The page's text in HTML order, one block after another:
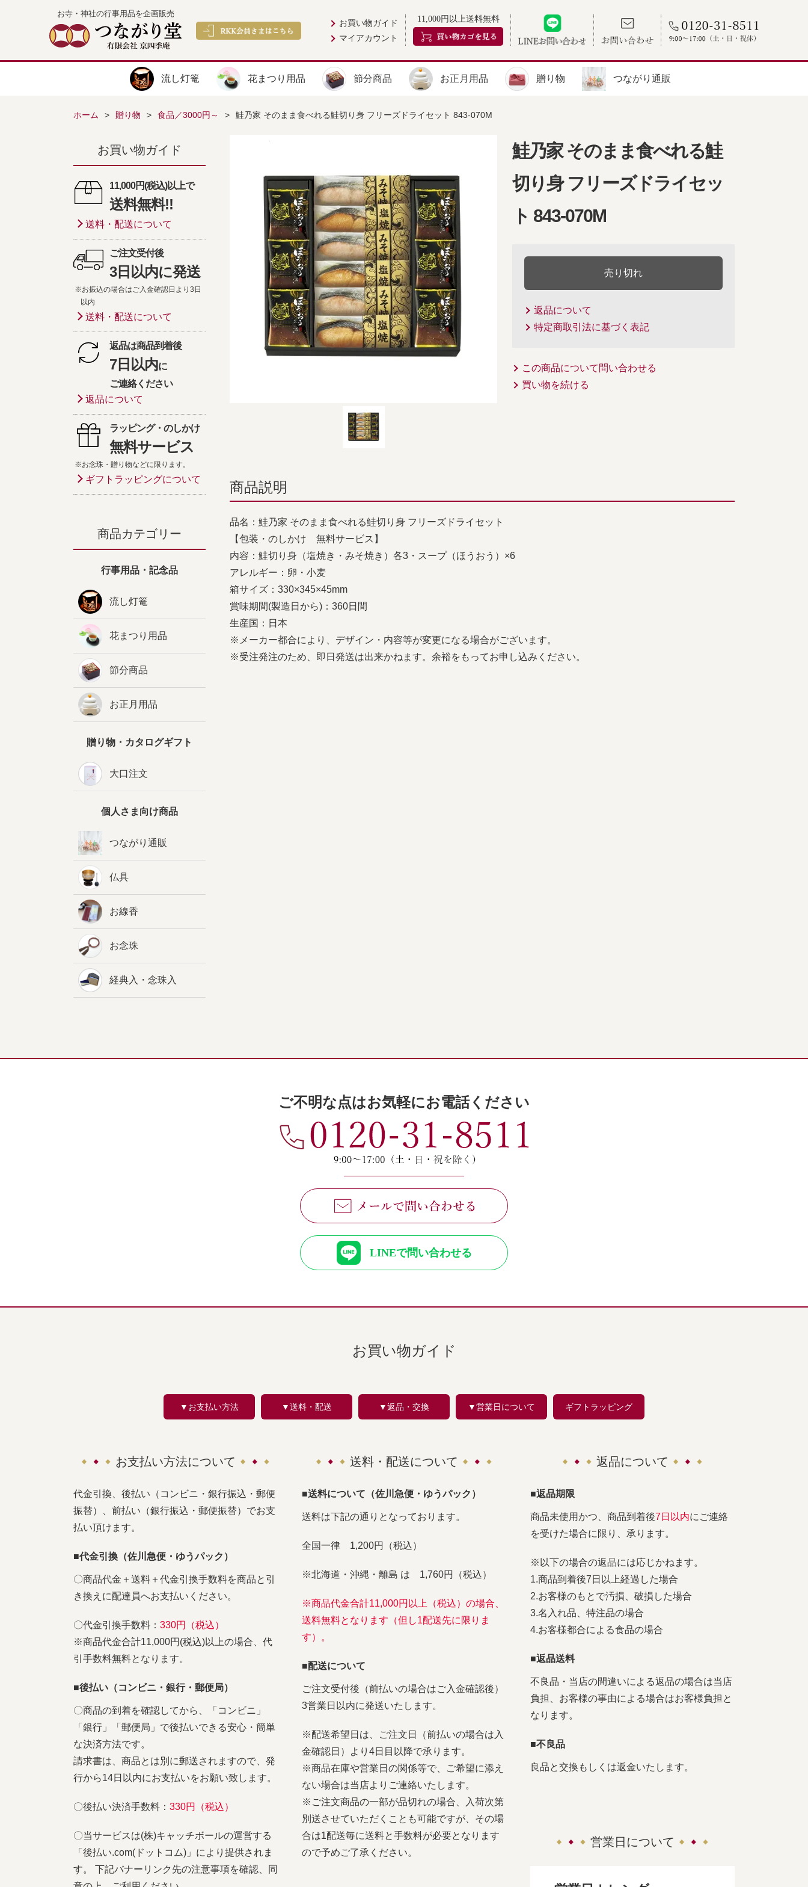
お寺・神社の行事用品を企画販売
お買い物ガイド
マイアカウント
11,000円以上送料無料
流し灯篭 花まつり用品 節分商品 お正月用品 贈り物 つながり通販
ホーム 贈り物 食品／3000円～ 鮭乃家 そのまま食べれる鮭切り身 フリーズドライセット 843-070M
鮭乃家 そのまま食べれる鮭
切り身 フリーズドライセッ
ト 843-070M
売り切れ
返品について
特定商取引法に基づく表記
この商品について問い合わせる
買い物を続ける
商品説明
品名：鮭乃家 そのまま食べれる鮭切り身 フリーズドライセット
【包装・のしかけ 無料サービス】
内容：鮭切り身（塩焼き・みそ焼き）各3・スープ（ほうおう）×6
アレルギー：卵・小麦
箱サイズ：330×345×45mm
賞味期間(製造日から)：360日間
生産国：日本
※メーカー都合により、デザイン・内容等が変更になる場合がございます。
※受注発注のため、即日発送は出来かねます。余裕をもってお申し込みください。
お買い物ガイド
11,000円(税込)以上で
送料無料!!
送料・配送について
ご注文受付後
3日以内に発送
※お振込の場合はご入金確認日より3日
以内
送料・配送について
返品は商品到着後
7日以内に
ご連絡ください
返品について
ラッピング・のしかけ
無料サービス
※お念珠・贈り物などに限ります。
ギフトラッピングについて
商品カテゴリー
行事用品・記念品
流し灯篭
花まつり用品
節分商品
お正月用品
贈り物・カタログギフト
大口注文
個人さま向け商品
つながり通販
仏具
お線香
お念珠
経典入・念珠入
ご不明な点はお気軽にお電話ください
LINEで問い合わせる
お買い物ガイド
▼お支払い方法 ▼送料・配送 ▼返品・交換 ▼営業日について ギフトラッピング
お支払い方法について
代金引換、後払い（コンビニ・銀行振込・郵便
振替）、前払い（銀行振込・郵便振替）でお支
払い頂けます。
■代金引換（佐川急便・ゆうパック）
〇商品代金＋送料＋代金引換手数料を商品と引
き換えに配達員へお支払いください。
〇代金引換手数料： 330円（税込）
※商品代金合計11,000円(税込)以上の場合、代
引手数料無料となります。
■後払い（コンビニ・銀行・郵便局）
〇商品の到着を確認してから、「コンビニ」
「銀行」「郵便局」で後払いできる安心・簡単
な決済方法です。
請求書は、商品とは別に郵送されますので、発
行から14日以内にお支払いをお願い致します。
〇後払い決済手数料： 330円（税込）
〇当サービスは(株)キャッチボールの運営する
「後払い.com(ドットコム)」により提供されま
す。 下記バナーリンク先の注意事項を確認、同
送料・配送について
■送料について（佐川急便・ゆうパック）
送料は下記の通りとなっております。
全国一律 1,200円（税込）
※北海道・沖縄・離島 は 1,760円（税込）
※商品代金合計11,000円以上（税込）の場合、
送料無料となります（但し1配送先に限りま
す）。
■配送について
ご注文受付後（前払いの場合はご入金確認後）
3営業日以内に発送いたします。
※配送希望日は、ご注文日（前払いの場合は入
金確認日）より4日目以降で承ります。
※商品在庫や営業日の関係等で、ご希望に添え
ない場合は当店よりご連絡いたします。
※ご注文商品の一部が品切れの場合、入荷次第
別送させていただくことも可能ですが、その場
合は1配送毎に送料と手数料が必要となります
ので予めご了承ください。
返品について
■返品期限
商品未使用かつ、商品到着後7日以内にご連絡
を受けた場合に限り、承ります。
※以下の場合の返品には応じかねます。
1.商品到着後7日以上経過した場合
2.お客様のもとで汚損、破損した場合
3.名入れ品、特注品の場合
4.お客様都合による食品の場合
■返品送料
不良品・当店の間違いによる返品の場合は当店
負担、お客様の事由による場合はお客様負担と
なります。
■不良品
良品と交換もしくは返金いたします。
営業日について